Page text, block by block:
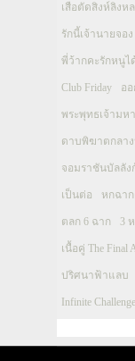
เสือตัดสิงห์ลิงห
รักนี้เจ้านายจอง
พี่ว้ากคะรักหนูไ
Club Friday อ
พระพุทธเจ้ามห
ดาบพิฆาตกลา
จอมราชันบัลลัง
เป็นต่อ หกฉา
ตลก 6 ฉาก 3
เนื้อคู่ The Final
ปริศนาฟ้าแลบ
Infinite